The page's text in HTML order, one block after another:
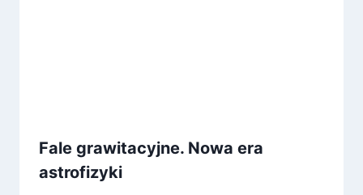
Fale grawitacyjne. Nowa era
astrofizyki